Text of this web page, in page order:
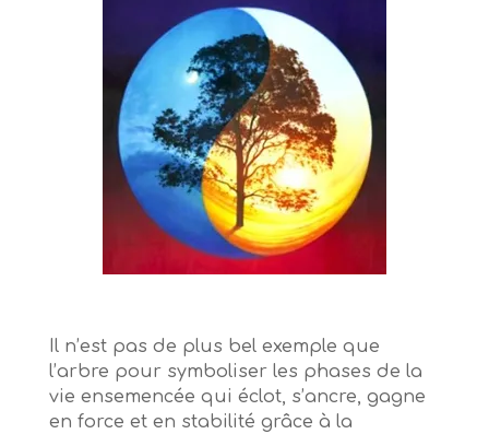
Il n’est pas de plus bel exemple que
l’arbre pour symboliser les phases de la
vie ensemencée qui éclot, s’ancre, gagne
en force et en stabilité grâce à la